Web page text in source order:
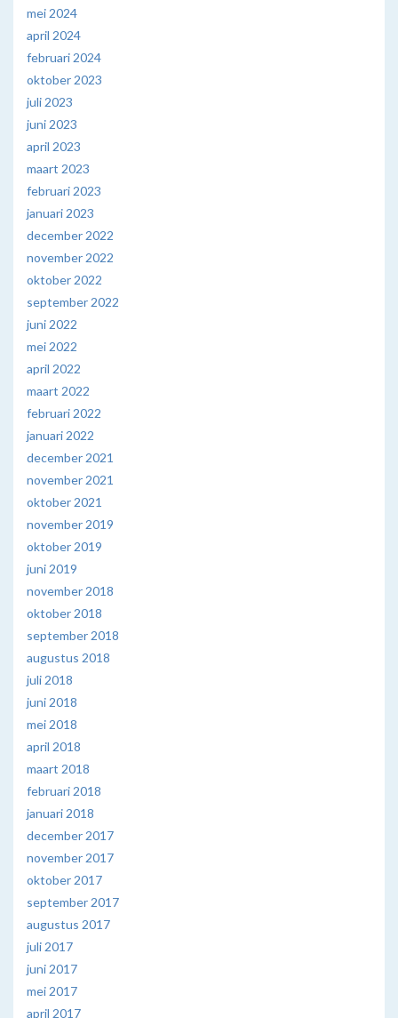
mei 2024
april 2024
februari 2024
oktober 2023
juli 2023
juni 2023
april 2023
maart 2023
februari 2023
januari 2023
december 2022
november 2022
oktober 2022
september 2022
juni 2022
mei 2022
april 2022
maart 2022
februari 2022
januari 2022
december 2021
november 2021
oktober 2021
november 2019
oktober 2019
juni 2019
november 2018
oktober 2018
september 2018
augustus 2018
juli 2018
juni 2018
mei 2018
april 2018
maart 2018
februari 2018
januari 2018
december 2017
november 2017
oktober 2017
september 2017
augustus 2017
juli 2017
juni 2017
mei 2017
april 2017